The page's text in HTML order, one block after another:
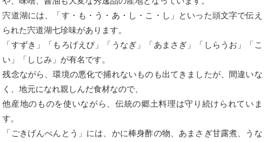
宍道湖には、「す・も・う・あ・し・こ・し」といった頭文字で伝え
られた宍道湖七珍味があります。
「すずき」「もろげえび」「うなぎ」「あまさぎ」「しらうお」「こ
い」「しじみ」が有名です。
残念ながら、環境の悪化で捕れないものも出てきましたが、間違いな
く、地元になれ親しんだ食材なので、
他産地のものを使いながら、伝統の郷土料理は守り続けられていま
す。
「ごきげんべんとう」には、かに棒身酢の物、あまさぎ甘露煮、うな